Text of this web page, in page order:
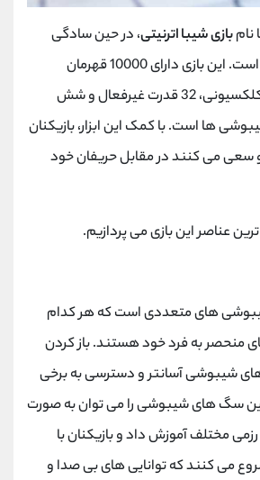
نامبازی شیبا اترنیتی، در حین سادگی
بسیار گسترده و بزرگ است. این بازی دارای 10000 قهرمان
شیبوشی، 500 کارت کلکسیونی، 32 قدرت غیرفعال و شش
ها است. با کمک این ابزار، بازیکنان
سعی می کنند در مقابل حریفان خود
عناصر این بازی می پردازیم.
شیبوشی های متعددی است که هر کدام
های منحصر به فرد خود هستند. باز کردن
های شیبوشی آسانتر و دسترسی به برخی
سگ های شیبوشی را می توان به صورت
مختلف آموزش داد و بازیکنان با
می کنند که توانایی های بی صدا و